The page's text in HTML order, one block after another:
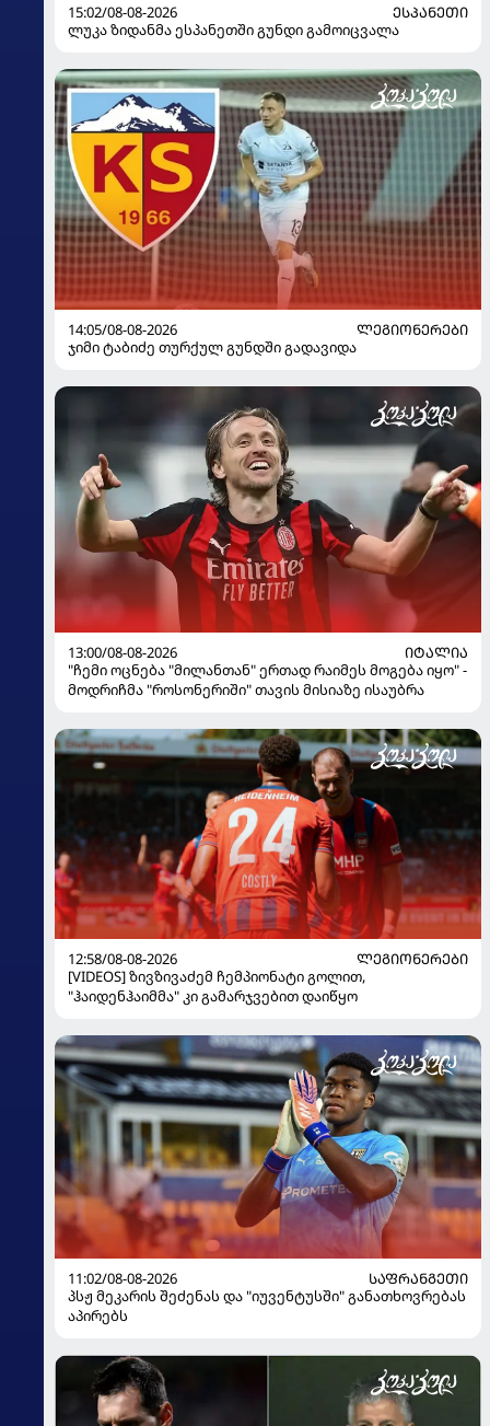
15:02/08-08-2026
ᲔᲡᲞᲐᲜᲔᲗᲘ
ლუკა ზიდანმა ესპანეთში გუნდი გამოიცვალა
14:05/08-08-2026
ᲚᲔᲒᲘᲝᲜᲔᲠᲔᲑᲘ
ჯიმი ტაბიძე თურქულ გუნდში გადავიდა
13:00/08-08-2026
ᲘᲢᲐᲚᲘᲐ
"ჩემი ოცნება "მილანთან" ერთად რაიმეს მოგება იყო" -
მოდრიჩმა "როსონერიში" თავის მისიაზე ისაუბრა
12:58/08-08-2026
ᲚᲔᲒᲘᲝᲜᲔᲠᲔᲑᲘ
[VIDEOS] ზივზივაძემ ჩემპიონატი გოლით,
"ჰაიდენჰაიმმა" კი გამარჯვებით დაიწყო
11:02/08-08-2026
ᲡᲐᲤᲠᲐᲜᲒᲔᲗᲘ
პსჟ მეკარის შეძენას და "იუვენტუსში" განათხოვრებას
აპირებს